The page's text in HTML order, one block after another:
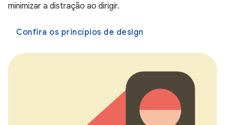
minimizar a distração ao dirigir.
Confira os princípios de design